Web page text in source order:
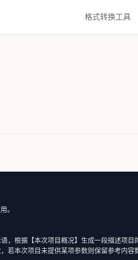
格式转换工具
。
，根据【本次项目概况】生成一段描述项目
若本次项目未提供某项参数则保留参考内容